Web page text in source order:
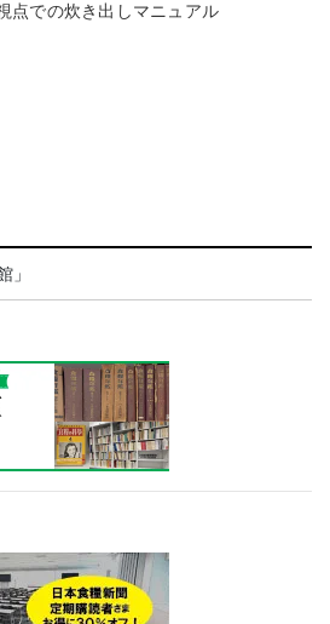
点での炊き出しマニュアル
」